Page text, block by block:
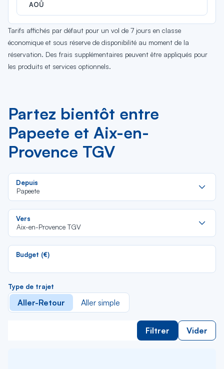
AOÛ
Tarifs affichés par défaut pour un vol de 7 jours en classe
économique et sous réserve de disponibilité au moment de la
réservation. Des frais supplémentaires peuvent être appliqués pour
les produits et services optionnels.
Partez bientôt entre
Papeete et Aix-en-
Provence TGV
Depuis
Papeete
Vers
Aix-en-Provence TGV
Budget (€)
Type de trajet
Aller-Retour Aller simple
Filtrer Vider